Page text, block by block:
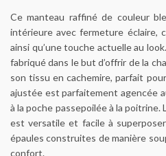
Ce manteau raffiné de couleur
intérieure avec fermeture éclaire,
ainsi qu’une touche actuelle au
fabriqué dans le but d’offrir de la
son tissu en cachemire, parfait
ajustée est parfaitement agencée
à la poche passepoilée à la
est versatile et facile à
épaules construites de manière
confort.